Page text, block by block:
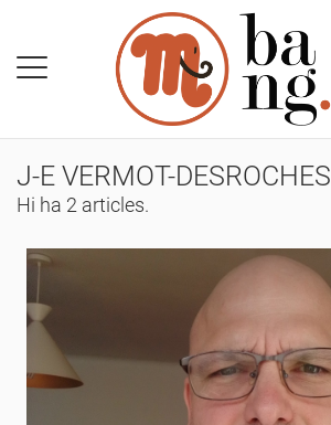
J-E VERMOT-DESROCHES
Hi ha 2 articles.